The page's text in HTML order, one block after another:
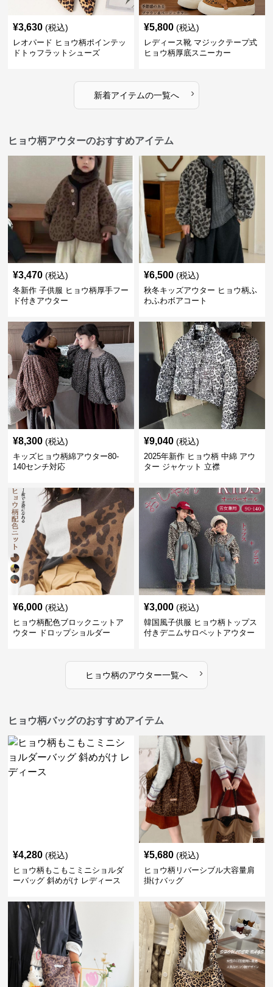
¥3,630 (税込)
レオパード ヒョウ柄ポインテッ
ドトゥフラットシューズ
¥5,800 (税込)
レディース靴 マジックテープ式
ヒョウ柄厚底スニーカー
新着アイテムの一覧へ ›
ヒョウ柄アウターのおすすめアイテム
¥3,470 (税込)
冬新作 子供服 ヒョウ柄厚手フー
ド付きアウター
¥6,500 (税込)
秋冬キッズアウター ヒョウ柄ふ
わふわボアコート
¥8,300 (税込)
キッズヒョウ柄綿アウター80-
140センチ対応
¥9,040 (税込)
2025年新作 ヒョウ柄 中綿 アウ
ター ジャケット 立襟
¥6,000 (税込)
ヒョウ柄配色ブロックニットア
ウター ドロップショルダー
¥3,000 (税込)
韓国風子供服 ヒョウ柄トップス
付きデニムサロペットアウター
ヒョウ柄のアウター一覧へ ›
ヒョウ柄バッグのおすすめアイテム
¥4,280 (税込)
ヒョウ柄もこもこミニショルダ
ーバッグ 斜めがけ レディース
¥5,680 (税込)
ヒョウ柄リバーシブル大容量肩
掛けバッグ